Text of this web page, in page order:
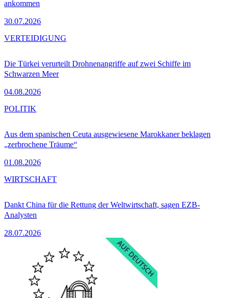
ankommen
30.07.2026
Die Türkei verurteilt Drohnenangriffe auf zwei Schiffe im
Schwarzen Meer
04.08.2026
VERTEIDIGUNG
Aus dem spanischen Ceuta ausgewiesene Marokkaner beklagen
„zerbrochene Träume“
01.08.2026
POLITIK
Dankt China für die Rettung der Weltwirtschaft, sagen EZB-
Analysten
28.07.2026
WIRTSCHAFT